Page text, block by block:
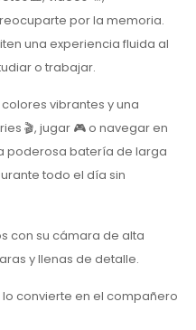
por la memoria.
una experiencia fluida al
o trabajar.
vibrantes y una
🎬, jugar 🎮 o navegar en
poderosa batería de larga
todo el día sin
con su cámara de alta
y llenas de detalle.
convierte en el compañero